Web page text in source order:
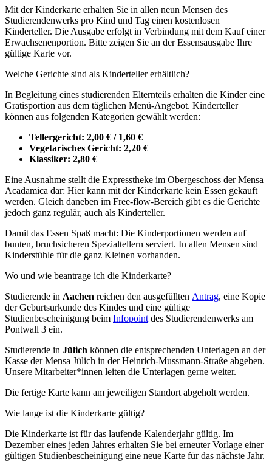
Mit der Kinderkarte erhalten Sie in allen neun Mensen des
Studierendenwerks pro Kind und Tag einen kostenlosen
Kinderteller. Die Ausgabe erfolgt in Verbindung mit dem Kauf einer
Erwachsenenportion. Bitte zeigen Sie an der Essensausgabe Ihre
gültige Karte vor.
Welche Gerichte sind als Kinderteller erhältlich?
In Begleitung eines studierenden Elternteils erhalten die Kinder eine
Gratisportion aus dem täglichen Menü-Angebot. Kinderteller
können aus folgenden Kategorien gewählt werden:
Tellergericht: 2,00 € / 1,60 €
Vegetarisches Gericht: 2,20 €
Klassiker: 2,80 €
Eine Ausnahme stellt die Expresstheke im Obergeschoss der Mensa
Acadamica dar: Hier kann mit der Kinderkarte kein Essen gekauft
werden. Gleich daneben im Free-flow-Bereich gibt es die Gerichte
jedoch ganz regulär, auch als Kinderteller.
Damit das Essen Spaß macht: Die Kinderportionen werden auf
bunten, bruchsicheren Spezialtellern serviert. In allen Mensen sind
Kinderstühle für die ganz Kleinen vorhanden.
Wo und wie beantrage ich die Kinderkarte?
Studierende in Aachen reichen den ausgefüllten Antrag, eine Kopie
der Geburtsurkunde des Kindes und eine gültige
Studienbescheinigung beim Infopointdes Studierendenwerks am
Pontwall 3 ein.
Studierende in Jülich können die entsprechenden Unterlagen an der
Kasse der Mensa Jülich in der Heinrich-Mussmann-Straße abgeben.
Unsere Mitarbeiter*innen leiten die Unterlagen gerne weiter.
Die fertige Karte kann am jeweiligen Standort abgeholt werden.
Wie lange ist die Kinderkarte gültig?
Die Kinderkarte ist für das laufende Kalenderjahr gültig. Im
Dezember eines jeden Jahres erhalten Sie bei erneuter Vorlage einer
gültigen Studienbescheinigung eine neue Karte für das nächste Jahr.